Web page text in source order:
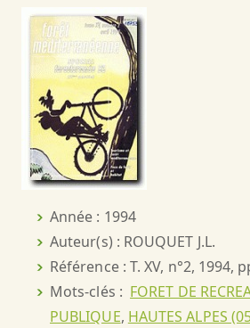
Année : 1994
Auteur(s) : ROUQUET J.L.
Référence : T. XV, n°2, 1994,
Mots-clés : FORET DE
PUBLIQUE, HAUTES ALPES